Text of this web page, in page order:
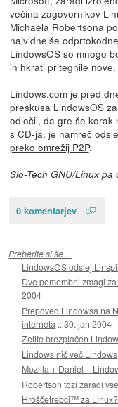
večina zagovornikov
Michaela Robertsona
najvidnejše
LindowsOS so mnogo
in hkrati pritegnile nove.
Lindows.com je pred
preskusa LindowsOS
odločil, da gre še korak
s CD-ja, je namreč
preko omrežij P2P.
Slo-Tech GNU/Linuxpa
0 komentarjev
Preberite si še…
LindowsOS odslej
Dve pomembni zmagi
2004
Prepoved Lindowsa na
interneta ::30. jan 2004
Želite brezplačen
Lindows nič več Lindows
Mozilla + Daniel +
Robertson toži zaradi
Hroščetrebci™ za Linux?